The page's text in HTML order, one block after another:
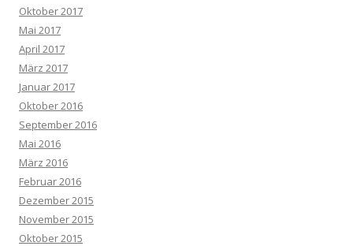
Oktober 2017
Mai 2017
April 2017
März 2017
Januar 2017
Oktober 2016
September 2016
Mai 2016
März 2016
Februar 2016
Dezember 2015
November 2015
Oktober 2015